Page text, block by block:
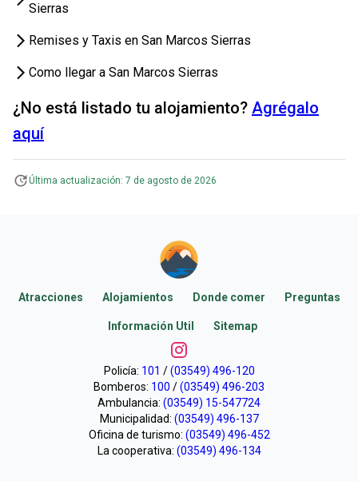
Sierras
Remises y Taxis en San Marcos Sierras
Como llegar a San Marcos Sierras
¿No está listado tu alojamiento? Agrégalo
aquí
Última actualización: 7 de agosto de 2026
Atracciones Alojamientos Donde comer Preguntas
Información Util Sitemap
Policía: 101 / (03549) 496-120
Bomberos: 100 /(03549) 496-203
Ambulancia: (03549) 15-547724
Municipalidad: (03549) 496-137
Oficina de turismo: (03549) 496-452
La cooperativa: (03549) 496-134